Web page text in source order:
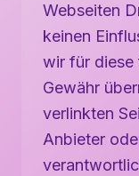
Webseiten
keinen
wir für diese
Gewähr
verlinkten
Anbieter